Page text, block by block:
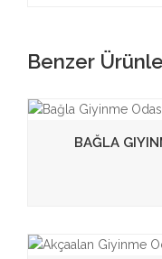
Benzer
BAĞLA